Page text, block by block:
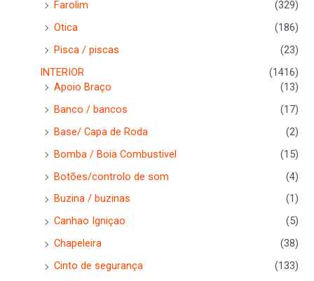
Farolim
(329)
Otica
(186)
Pisca / piscas
(23)
INTERIOR
(1416)
Apoio Braço
(13)
Banco / bancos
(17)
Base/ Capa de Roda
(2)
Bomba / Boia Combustivel
(15)
Botões/controlo de som
(4)
Buzina / buzinas
(1)
Canhao Igniçao
(5)
Chapeleira
(38)
Cinto de segurança
(133)